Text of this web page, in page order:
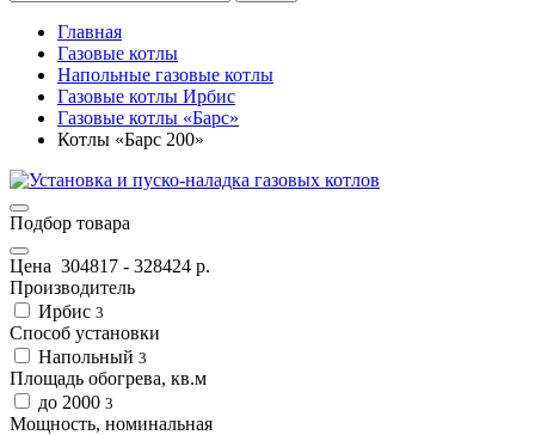
Главная
Газовые котлы
Напольные газовые котлы
Газовые котлы Ирбис
Газовые котлы «Барс»
Котлы «Барс 200»
Подбор товара
Цена 304817 - 328424 р.
Производитель
Ирбис 3
Способ установки
Напольный 3
Площадь обогрева, кв.м
до 2000 3
Мощность, номинальная